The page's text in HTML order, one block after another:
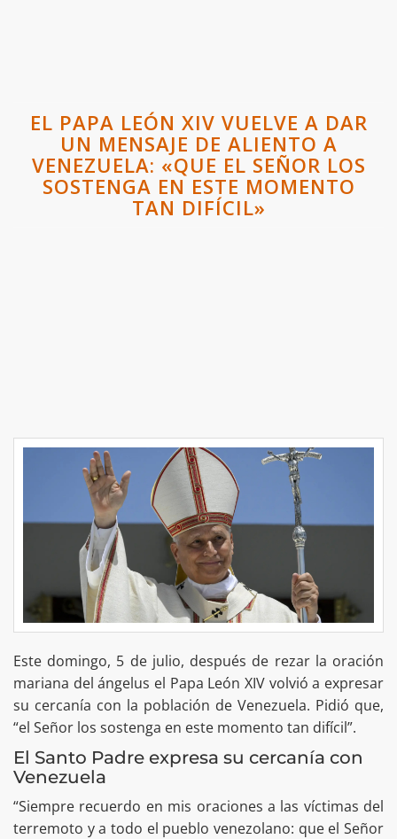
EL PAPA LEÓN XIV VUELVE A DAR
UN MENSAJE DE ALIENTO A
VENEZUELA: «QUE EL SEÑOR LOS
SOSTENGA EN ESTE MOMENTO
TAN DIFÍCIL»
Este domingo, 5 de julio, después de rezar la oración
mariana del ángelus el Papa León XIV volvió a expresar
su cercanía con la población de Venezuela. Pidió que,
“el Señor los sostenga en este momento tan difícil”.
El Santo Padre expresa su cercanía con
Venezuela
“Siempre recuerdo en mis oraciones a las víctimas del
terremoto y a todo el pueblo venezolano: que el Señor